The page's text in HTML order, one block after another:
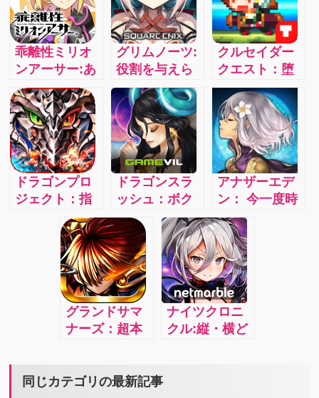
乖離性ミリオ
ンアーサー:あ
いつもこいつ
もみんなアー
サー！？100万
人のアーサー
達が奏でる、
たった一人の
王を目指す物
語ーーー 最大
4人協力プレイ
で楽しめるキ
ャラクターコ
マンドRPGが
グリムノーツ:
役割を与えら
れた主役と、
空っぽの脚本
をもった脇役
が紡ぐRPG
4.1i
クルセイダー
クエスト：堕
落した女神た
ちを救い出す
主人公は君！
壮大なストー
リーでゲーム
をもっと楽し
もう！
ドラゴンプロ
ジェクト：指
一本で本格ア
クション！＆
オンライン共
闘バトル！ス
マホゲームの
歴史に、コロ
プラが新たな
１ページを刻
ドラゴンスラ
ッシュ：ボク
とキミだけの
新たな物語が
遂に幕を開け
るストーリー
テリング
RPG「ドラゴ
ンスラッシ
ュ」！4
アナザーエデ
ン： 今一度時
空を超えて冒
険の旅に出よ
う！4.1i
グランドサマ
ナーズ：超本
ドサマナー
ナイツクロニ
クル:縦・横ど
同じカテゴリの最新記事